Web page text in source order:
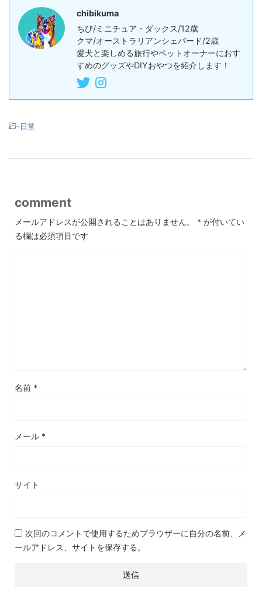
t
e
r
o
o
k
chibikuma
ちび/ミニチュア・ダックス/12歳
クマ/オーストラリアンシェパード/2歳
愛犬と楽しめる旅行やペットオーナーにおす
すめのグッズやDIYおやつを紹介します！
-日常
comment
メールアドレスが公開されることはありません。 * が付いてい
る欄は必須項目です
名前 *
メール *
サイト
次回のコメントで使用するためブラウザーに自分の名前、メ
ールアドレス、サイトを保存する。